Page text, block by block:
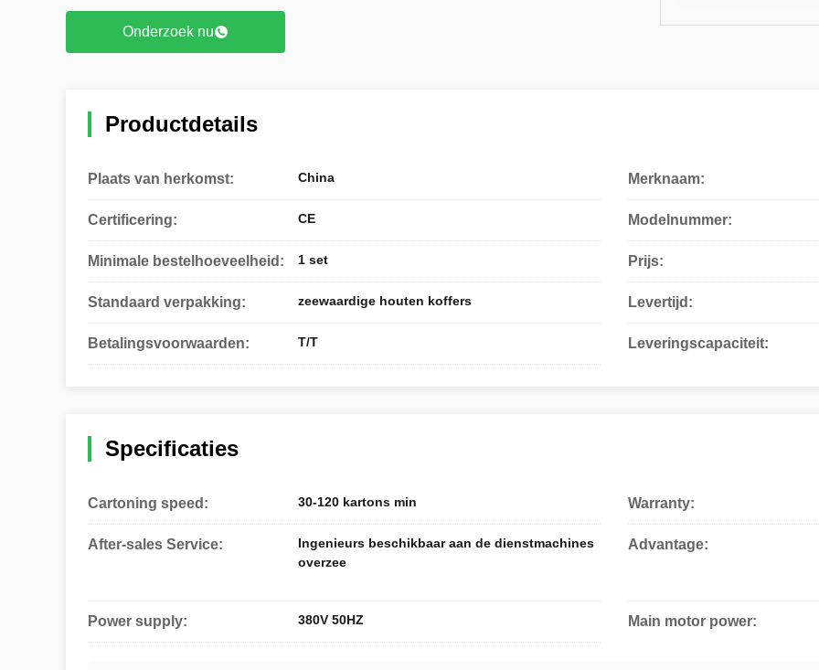
Onderzoek nu
Productdetails
Plaats van herkomst: China Merknaam:
Certificering: CE Modelnummer:
Minimale bestelhoeveelheid: 1 set Prijs:
Standaard verpakking: zeewaardige houten koffers Levertijd:
Betalingsvoorwaarden: T/T Leveringscapaciteit:
Specificaties
Cartoning speed: 30-120 kartons min Warranty:
After-sales Service:
Ingenieurs beschikbaar aan de dienstmachines
overzee
Advantage:
Power supply: 380V 50HZ Main motor power: